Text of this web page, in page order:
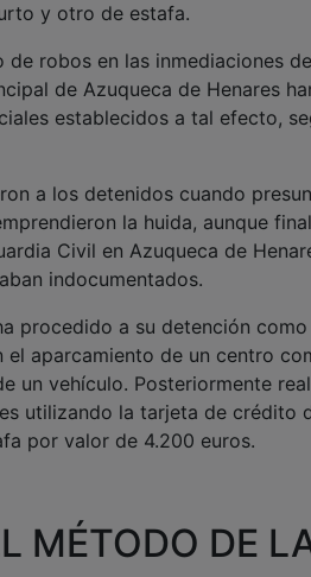
y otro de estafa.
robos en las inmediaciones
de Azuqueca de Henares
establecidos a tal efecto,
a los detenidos cuando
la huida, aunque
Civil en Azuqueca de
indocumentados.
procedido a su detención
aparcamiento de un centro
un vehículo. Posteriormente
utilizando la tarjeta de crédito
por valor de 4.200 euros.
MÉTODO DE